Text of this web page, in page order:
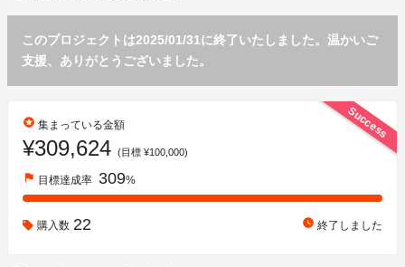
このプロジェクトは2025/01/31に終了いたしました。温かいご
支援、ありがとうございました。
Success
stars 集まっている金額
¥309,624 (目標 ¥100,000)
flag 目標達成率 309%
購入数 22 watch_later 終了しました